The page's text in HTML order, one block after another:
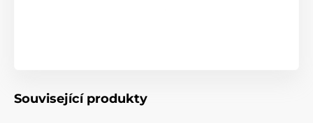
Související produkty